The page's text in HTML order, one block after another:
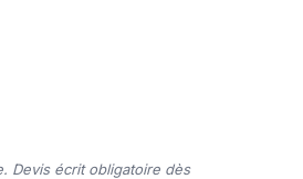
Devis écrit obligatoire dès